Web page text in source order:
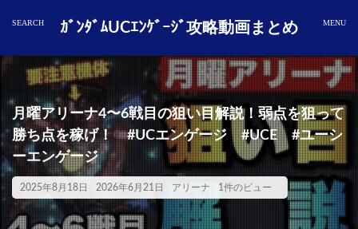
ｶﾞﾝﾀﾞﾑUCｴﾝｹﾞｰｼﾞ攻略動画まとめ
月曜アリーナ4〜6戦目の狙い目解説！弱点を狙って
勝ち点を稼げ！ #UCエンゲージ #UCE #ユーシ
ーエンゲージ
2025年8月18日 2026年6月21日 アリーナ 1件のビュー